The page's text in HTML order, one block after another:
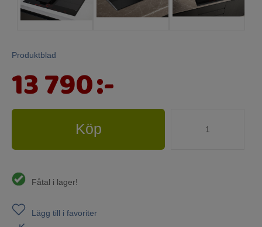
Produktblad
13 790:-
Köp
Fåtal i lager!
Lägg till i favoriter